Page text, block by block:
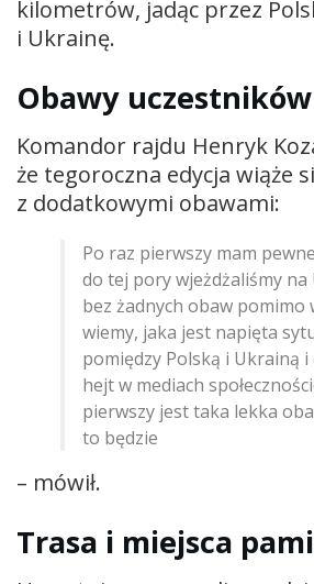
kilometrów, jadąc przez
i Ukrainę.
Obawy uczestników
Komandor rajdu Henryk
że tegoroczna edycja wiąże
z dodatkowymi obawami:
Po raz pierwszy mam
do tej pory wjeżdżaliśmy na
bez żadnych obaw pomimo
wiemy, jaka jest napięta
pomiędzy Polską i Ukrainą
hejt w mediach
pierwszy jest taka lekka
to będzie
– mówił.
Trasa i miejsca